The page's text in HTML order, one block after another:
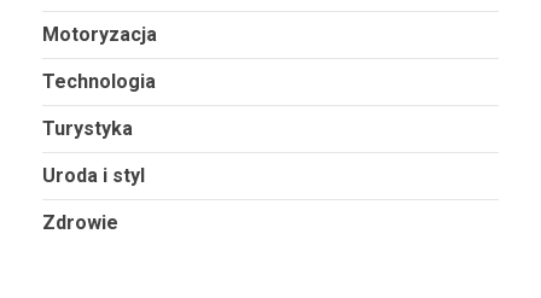
Motoryzacja
Technologia
Turystyka
Uroda i styl
Zdrowie